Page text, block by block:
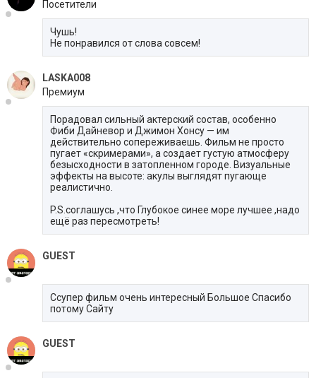
Посетители
Чушь!
Не понравился от слова совсем!
LASKA008
Премиум
Порадовал сильный актерский состав, особенно
Фиби Дайневор и Джимон Хонсу — им
действительно сопереживаешь. Фильм не просто
пугает «скримерами», а создает густую атмосферу
безысходности в затопленном городе. Визуальные
эффекты на высоте: акулы выглядят пугающе
реалистично.
P.S.соглашусь ,что Глубокое синее море лучшее ,надо
ещё раз пересмотреть!
GUEST
Ссупер фильм очень интересный Большое Спасибо
потому Сайту
GUEST